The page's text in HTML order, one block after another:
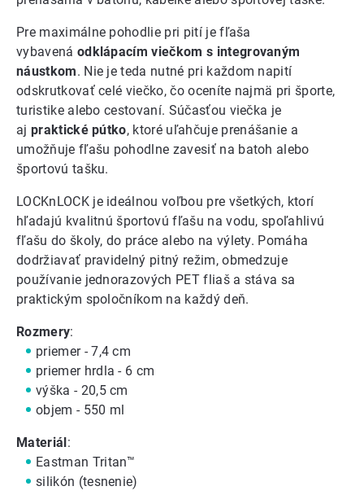
Pre maximálne pohodlie pri pití je fľaša
vybavená odklápacím viečkom s integrovaným
náustkom. Nie je teda nutné pri každom napití
odskrutkovať celé viečko, čo oceníte najmä pri športe,
turistike alebo cestovaní. Súčasťou viečka je
aj praktické pútko, ktoré uľahčuje prenášanie a
umožňuje fľašu pohodlne zavesiť na batoh alebo
športovú tašku.
LOCKnLOCK je ideálnou voľbou pre všetkých, ktorí
hľadajú kvalitnú športovú fľašu na vodu, spoľahlivú
fľašu do školy, do práce alebo na výlety. Pomáha
dodržiavať pravidelný pitný režim, obmedzuje
používanie jednorazových PET fliaš a stáva sa
praktickým spoločníkom na každý deň.
Rozmery:
priemer - 7,4 cm
priemer hrdla - 6 cm
výška - 20,5 cm
objem - 550 ml
Materiál:
Eastman Tritan™
silikón (tesnenie)